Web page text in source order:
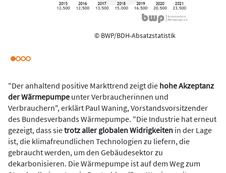
© BWP/BDH-Absatzstatistik
"Der anhaltend positive Markttrend zeigt die hohe Akzeptanz
der Wärmepumpe unter Verbraucherinnen und
Verbrauchern", erklärt Paul Waning, Vorstandsvorsitzender
des Bundesverbands Wärmepumpe. "Die Industrie hat erneut
gezeigt, dass sietrotz aller globalen Widrigkeiten in der Lage
ist, die klimafreundlichen Technologien zu liefern, die
gebraucht werden, um den Gebäudesektor zu
dekarbonisieren. Die Wärmepumpe ist auf dem Weg zum